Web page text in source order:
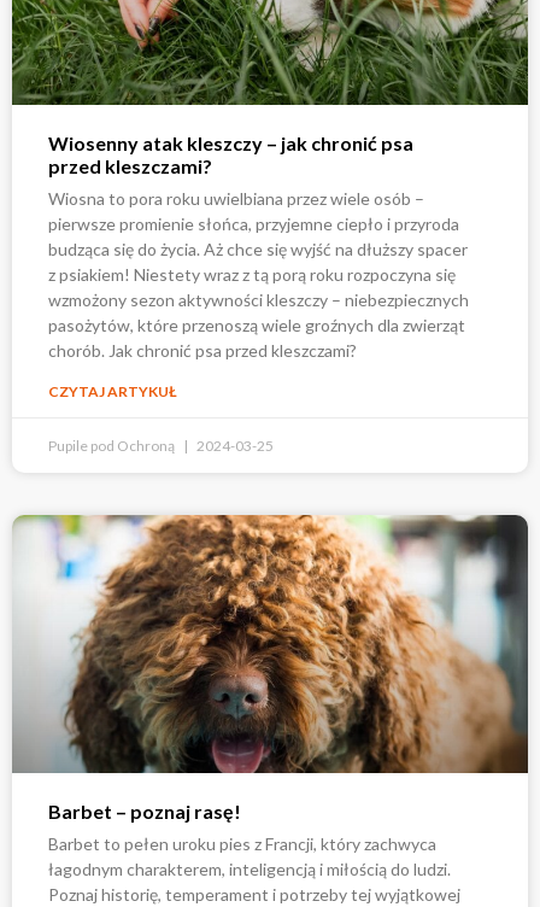
Wiosenny atak kleszczy – jak chronić psa
przed kleszczami?
Wiosna to pora roku uwielbiana przez wiele osób –
pierwsze promienie słońca, przyjemne ciepło i przyroda
budząca się do życia. Aż chce się wyjść na dłuższy spacer
z psiakiem! Niestety wraz z tą porą roku rozpoczyna się
wzmożony sezon aktywności kleszczy – niebezpiecznych
pasożytów, które przenoszą wiele groźnych dla zwierząt
chorób. Jak chronić psa przed kleszczami?
CZYTAJ ARTYKUŁ
Pupile pod Ochroną 2024-03-25
Barbet – poznaj rasę!
Barbet to pełen uroku pies z Francji, który zachwyca
łagodnym charakterem, inteligencją i miłością do ludzi.
Poznaj historię, temperament i potrzeby tej wyjątkowej